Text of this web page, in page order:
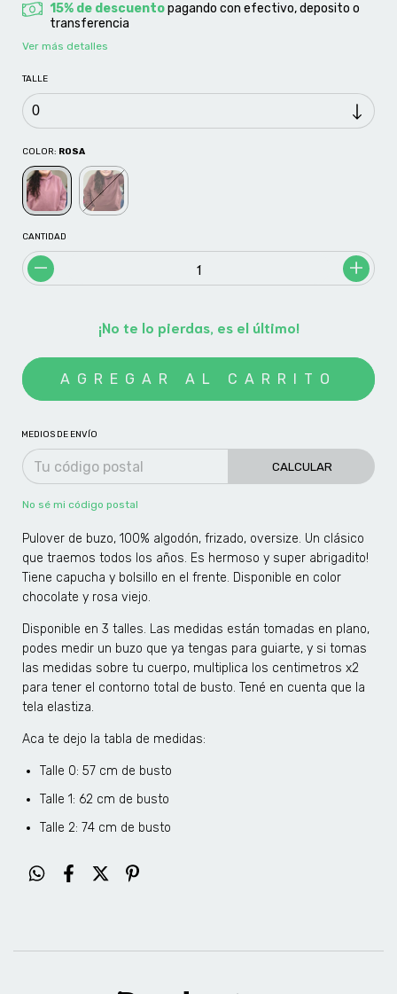
15% de descuentopagando con efectivo, deposito o
transferencia
Ver más detalles
TALLE
COLOR: ROSA
CANTIDAD
¡No te lo pierdas, es el último!
MEDIOS DE ENVÍO
CALCULAR
No sé mi código postal
Pulover de buzo, 100% algodón, frizado, oversize. Un clásico
que traemos todos los años. Es hermoso y super abrigadito!
Tiene capucha y bolsillo en el frente. Disponible en color
chocolate y rosa viejo.
Disponible en 3 talles. Las medidas están tomadas en plano,
podes medir un buzo que ya tengas para guiarte, y si tomas
las medidas sobre tu cuerpo, multiplica los centimetros x2
para tener el contorno total de busto. Tené en cuenta que la
tela elastiza.
Aca te dejo la tabla de medidas:
Talle 0: 57 cm de busto
Talle 1: 62 cm de busto
Talle 2: 74 cm de busto